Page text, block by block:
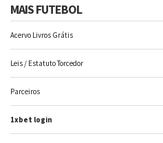
MAIS FUTEBOL
Acervo Livros Grátis
Leis / Estatuto Torcedor
Parceiros
1xbet login